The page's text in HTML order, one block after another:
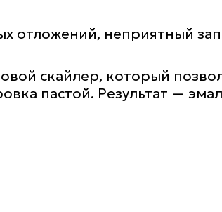
отложений, неприятный
скайлер, который
пастой. Результат —